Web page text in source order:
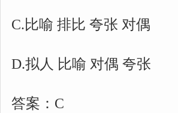
C.比喻 排比 夸张 对偶
D.拟人 比喻 对偶 夸张
答案：C